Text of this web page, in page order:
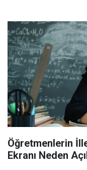
Öğretmenlerin
Ekranı Neden